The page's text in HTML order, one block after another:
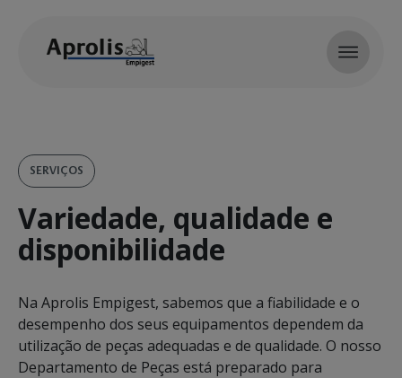
SERVIÇOS
Variedade, qualidade e
disponibilidade
Na Aprolis Empigest, sabemos que a fiabilidade e o
desempenho dos seus equipamentos dependem da
utilização de peças adequadas e de qualidade. O nosso
Departamento de Peças está preparado para